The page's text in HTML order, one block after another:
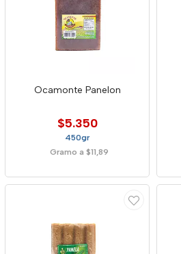
Ocamonte Panelon
$5.350
450gr
Gramo a $11,89